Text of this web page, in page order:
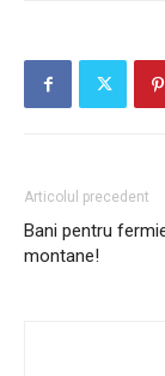
Articolul precedent
Bani pentru
montane!